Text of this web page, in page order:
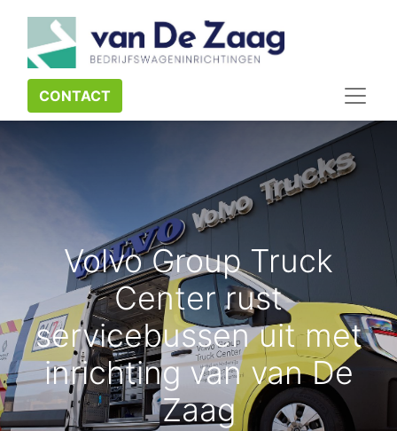
CONTACT​​​​
Volvo Group Truck
Center rust
servicebussen uit met
inrichting van van De
Zaag